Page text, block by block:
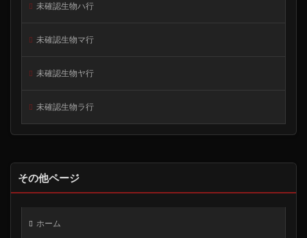
未確認生物ハ行
未確認生物マ行
未確認生物ヤ行
未確認生物ラ行
その他ページ
ホーム